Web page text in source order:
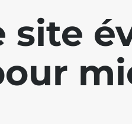
site